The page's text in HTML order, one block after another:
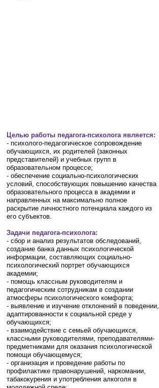
Целью работы педагога-психолога является:
- психолого-педагогическое сопровождение
обучающихся, их родителей (законных
представителей) и учебных групп в
образовательном процессе;
- обеспечение социально-психологических
условий, способствующих повышению качества
образовательного процесса в академии и
направленных на максимально полное
раскрытие личностного потенциала каждого из
его субъектов.
Задачи педагога-психолога:
- сбор и анализ результатов обследований,
создание банка данных психологической
информации, составляющих социально-
психологический портрет обучающихся
академии;
- помощь классным руководителям и
педагогическим сотрудникам в создании
атмосферы психологического комфорта;
- выявление и изучение отклонений в поведении,
адаптированности к социальной среде у
обучающихся;
- взаимодействие с семьей обучающихся,
классными руководителями, преподавателями-
предметниками для оказания психологической
помощи обучающемуся;
- организация и проведение работы по
профилактике правонарушений, наркомании,
табакокурения и употребления алкоголя в